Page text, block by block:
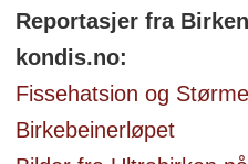
Reportasjer fra
kondis.no:
Fissehatsion og
Birkebeinerløpet